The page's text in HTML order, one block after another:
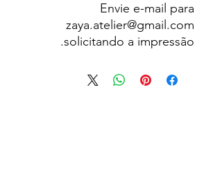
Envie e-mail para
zaya.atelier@gmail.com
solicitando a impressão.